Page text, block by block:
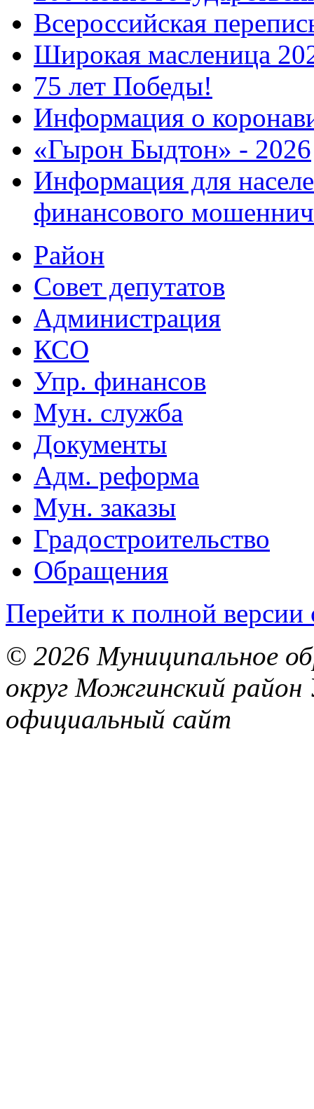
Всероссийская
Широкая масленица
75 лет Победы!
Информация о
«Гырон Быдтон» - 2026
Информация для
финансового
Район
Совет депутатов
Администрация
КСО
Упр. финансов
Мун. служба
Документы
Адм. реформа
Мун. заказы
Градостроительство
Обращения
Перейти к полной версии
© 2026 Муниципальное
округ Можгинский район
официальный сайт